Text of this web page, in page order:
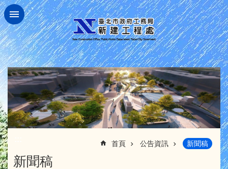
跳到主要內容區塊
首頁 公告資訊 新聞稿
新聞稿